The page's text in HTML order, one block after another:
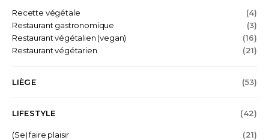
Recette végétale
(4)
Restaurant gastronomique
(3)
Restaurant végétalien (vegan)
(16)
Restaurant végétarien
(21)
LIÈGE (53)
LIFESTYLE (42)
(Se) faire plaisir
(21)